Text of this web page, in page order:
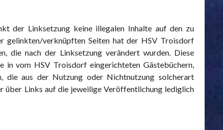
der Linksetzung keine illegalen Inhalte auf den zu
gelinkten/verknüpften Seiten hat der HSV Troisdorf
die nach der Linksetzung verändert wurden. Diese
in vom HSV Troisdorf eingerichteten Gästebüchern,
die aus der Nutzung oder Nichtnutzung solcherart
über Links auf die jeweilige Veröffentlichung lediglich